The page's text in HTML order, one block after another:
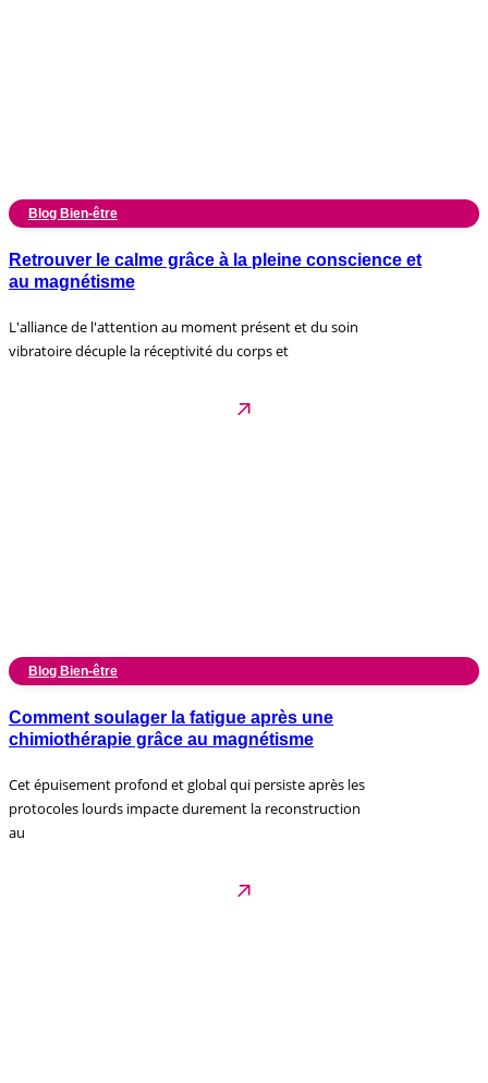
Blog Bien-être
Retrouver le calme grâce à la pleine conscience et
au magnétisme
L'alliance de l'attention au moment présent et du soin
vibratoire décuple la réceptivité du corps et
Blog Bien-être
Comment soulager la fatigue après une
chimiothérapie grâce au magnétisme
Cet épuisement profond et global qui persiste après les
protocoles lourds impacte durement la reconstruction
au